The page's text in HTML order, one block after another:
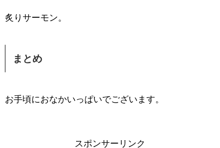
炙りサーモン。
まとめ
お手頃におなかいっぱいでございます。
スポンサーリンク